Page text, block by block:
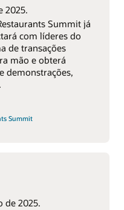
2025.
Summit já
com líderes do
de transações
mão e obterá
demonstrações,
Summit
de 2025.